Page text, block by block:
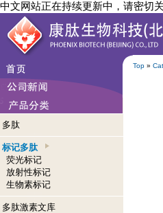
中文网站正在持续更新中，请密切
Top »
多肽
标记多肽
荧光标记
放射性标记
生物素标记
多肽激素文库